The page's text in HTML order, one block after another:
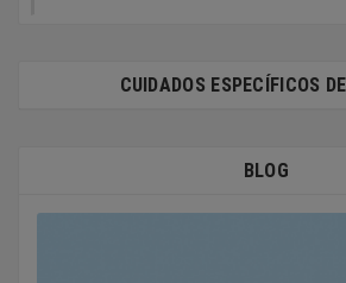
CUIDADOS ESPECÍFICOS
BLOG